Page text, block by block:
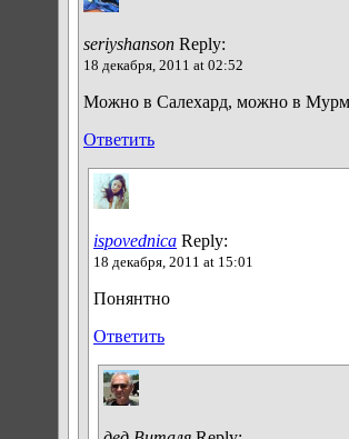
seriyshanson Reply:
18 декабря, 2011 at 02:52
Можно в Салехард, можно в
Ответить
ispovednica Reply:
18 декабря, 2011 at 15:01
Понянтно
Ответить